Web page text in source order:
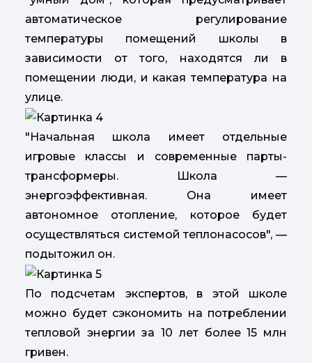
автоматическое регулирование
температуры помещений школы в
зависимости от того, находятся ли в
помещении люди, и какая температура на
улице.
"Начальная школа имеет отдельные
игровые классы и современные парты-
трансформеры. Школа —
энергоэффективная. Она имеет
автономное отопление, которое будет
осуществляться системой теплонасосов", —
подытожил он.
По подсчетам экспертов, в этой школе
можно будет сэкономить на потреблении
тепловой энергии за 10 лет более 15 млн
гривен.